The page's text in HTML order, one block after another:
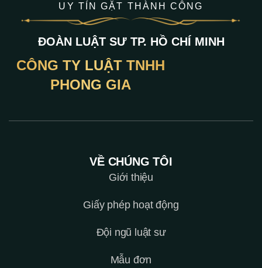
UY TÍN GẶT THÀNH CÔNG
ĐOÀN LUẬT SƯ TP. HỒ CHÍ MINH
CÔNG TY LUẬT TNHH
PHONG GIA
VỀ CHÚNG TÔI
Giới thiệu
Giấy phép hoạt động
Đội ngũ luật sư
Mẫu đơn